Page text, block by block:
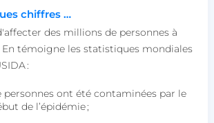
chiffres …
des millions de personnes à
témoigne les statistiques mondiales
:
ont été contaminées par le
de l’épidémie ;